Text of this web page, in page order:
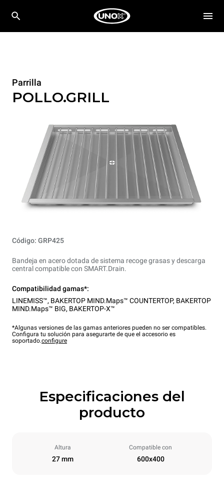
Parrilla
POLLO.GRILL
Código: GRP425
Bandeja en acero dotada de sistema recoge grasas y descarga
central compatible con SMART.Drain.
Compatibilidad gamas*:
LINEMISS™, BAKERTOP MIND.Maps™ COUNTERTOP, BAKERTOP
MIND.Maps™ BIG, BAKERTOP-X™
*Algunas versiones de las gamas anteriores pueden no ser compatibles.
Configura tu solución para asegurarte de que el accesorio es
soportado.configure
Especificaciones del
producto
Altura
27 mm
Compatible con
600x400